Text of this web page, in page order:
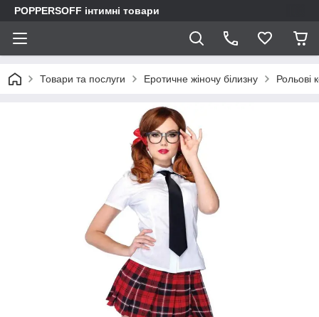
POPPERSOFF інтимні товари
Товари та послуги Еротичне жіночу білизну Рольові